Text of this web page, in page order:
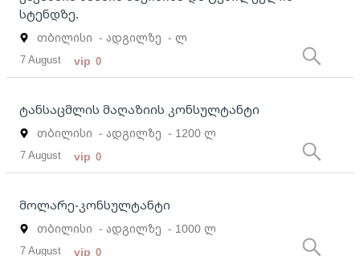
სტენდზე.
თბილისი - ადგილზე - ლ
7 August vip 0
ტანსაცმლის მაღაზიის კონსულტანტი
თბილისი - ადგილზე - 1200 ლ
7 August vip 0
მოლარე-კონსულტანტი
თბილისი - ადგილზე - 1000 ლ
7 August vip 0